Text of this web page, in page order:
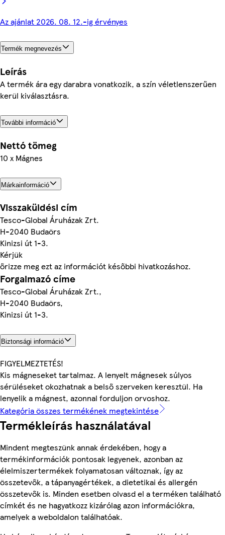
Az ajánlat 2026. 08. 12.-ig érvényes
Termék megnevezés
Leírás
A termék ára egy darabra vonatkozik, a szín véletlenszerűen
kerül kiválasztásra.
További információ
Nettó tömeg
10 x Mágnes
Márkainformáció
Visszaküldési cím
Tesco-Global Áruházak Zrt.
H-2040 Budaörs
Kinizsi út 1-3.
Kérjük
őrizze meg ezt az információt későbbi hivatkozáshoz.
Forgalmazó címe
Tesco-Global Áruházak Zrt.,
H-2040 Budaörs,
Kinizsi út 1-3.
Biztonsági információ
FIGYELMEZTETÉS!
Kis mágneseket tartalmaz. A lenyelt mágnesek súlyos
sérüléseket okozhatnak a belső szerveken keresztül. Ha
lenyelik a mágnest, azonnal forduljon orvoshoz.
Kategória összes termékének megtekintése
Termékleírás használatával
Mindent megteszünk annak érdekében, hogy a
termékinformációk pontosak legyenek, azonban az
élelmiszertermékek folyamatosan változnak, így az
összetevők, a tápanyagértékek, a dietetikai és allergén
összetevők is. Minden esetben olvasd el a terméken található
címkét és ne hagyatkozz kizárólag azon információkra,
amelyek a weboldalon találhatóak.